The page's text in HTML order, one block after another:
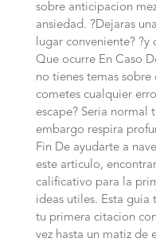
sobre anticipacion
ansiedad. ?Dejaras
lugar conveniente? ?y
Que ocurre En Caso
no tienes temas sobre
cometes cualquier
escape? Seri­a normal
embargo respira
Fin De ayudarte a
este articulo,
calificativo para la
ideas utiles. Esta guia
tu primera citacion
vez hasta un matiz de